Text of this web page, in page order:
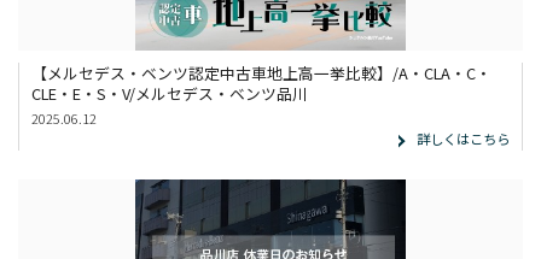
【メルセデス・ベンツ認定中古車地上高一挙比較】/A・CLA・C・
CLE・E・S・V/メルセデス・ベンツ品川
2025.06.12
詳しくはこちら